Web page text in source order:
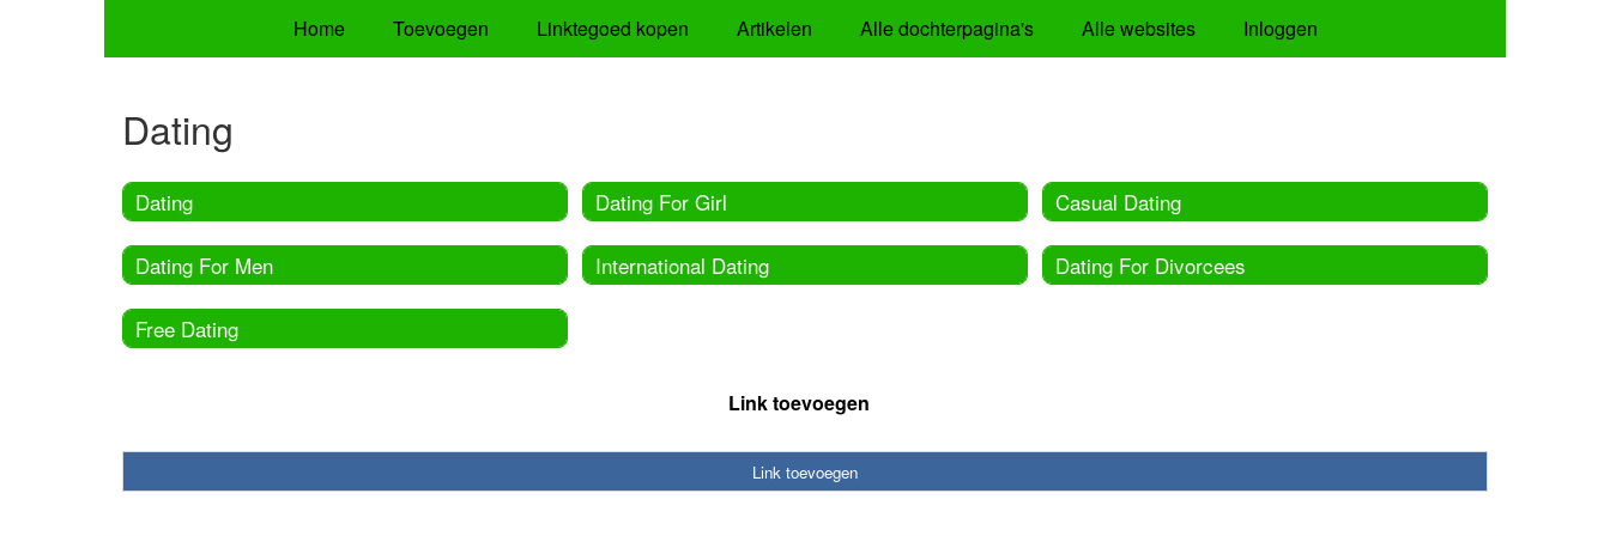
Home Toevoegen Linktegoed kopen Artikelen Alle dochterpagina's Alle websites Inloggen
Dating
Dating
Dating For Men
Free Dating
Dating For Girl
International Dating
Casual Dating
Dating For Divorcees
Link toevoegen
Link toevoegen